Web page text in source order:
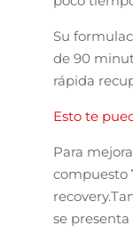
Su
de 90
rápida
Esto te
Para
compuesto
recovery.
se